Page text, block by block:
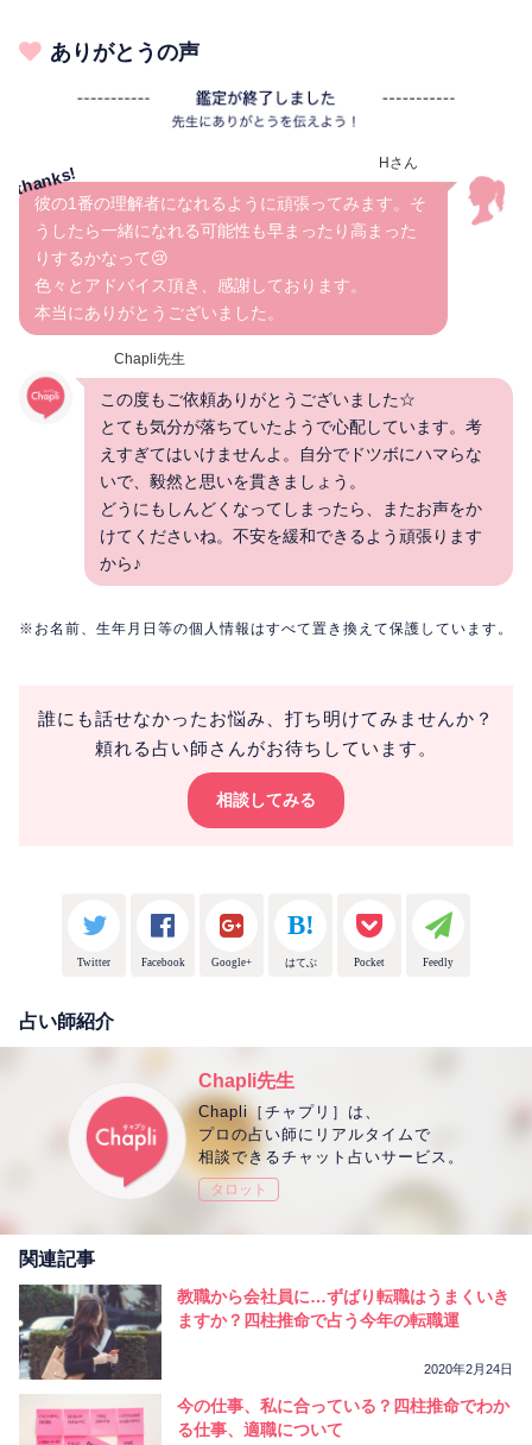
ありがとうの声
Hさん
彼の1番の理解者になれるように頑張ってみます。そ
うしたら一緒になれる可能性も早まったり高まった
りするかなって😢
色々とアドバイス頂き、感謝しております。
本当にありがとうございました。
Chapli先生
この度もご依頼ありがとうございました☆
とても気分が落ちていたようで心配しています。考
えすぎてはいけませんよ。自分でドツボにハマらな
いで、毅然と思いを貫きましょう。
どうにもしんどくなってしまったら、またお声をか
けてくださいね。不安を緩和できるよう頑張ります
から♪
※お名前、生年月日等の個人情報はすべて置き換えて保護しています。
誰にも話せなかったお悩み、打ち明けてみませんか？
頼れる占い師さんがお待ちしています。
相談してみる
Twitter Facebook Google+ はてぶ Pocket Feedly
占い師紹介
Chapli先生
Chapli［チャプリ］は、
プロの占い師にリアルタイムで
相談できるチャット占いサービス。
タロット
関連記事
教職から会社員に…ずばり転職はうまくいき
ますか？四柱推命で占う今年の転職運
2020年2月24日
今の仕事、私に合っている？四柱推命でわか
る仕事、適職について